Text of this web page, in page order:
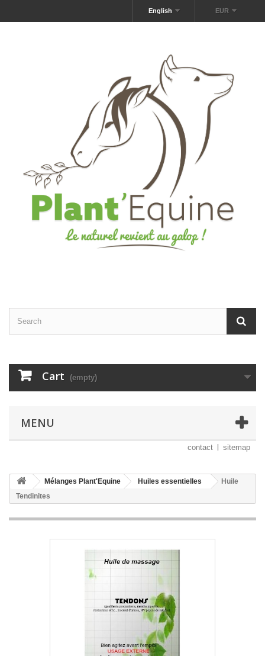
EUR
English
Cart (empty)
MENU
contact sitemap
Mélanges Plant'Equine Huiles essentielles
Huile
Tendinites